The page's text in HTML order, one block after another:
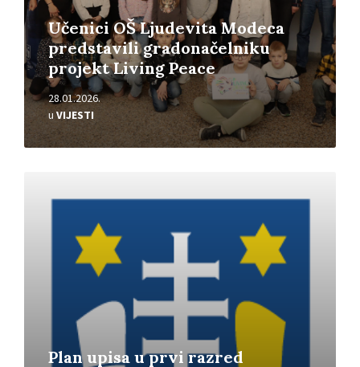
Učenici OŠ Ljudevita Modeca
predstavili gradonačelniku
projekt Living Peace
28.01.2026.
u VIJESTI
Plan upisa u prvi razred